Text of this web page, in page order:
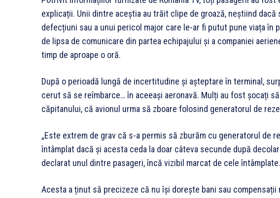
explicații. Unii dintre aceștia au trăit clipe de groază, neștiind dacă
defecțiuni sau a unui pericol major care le-ar fi putut pune viața în
de lipsa de comunicare din partea echipajului și a companiei
timp de aproape o oră.
După o perioadă lungă de incertitudine și așteptare în terminal,
cerut să se reîmbarce… în aceeași aeronavă. Mulți au fost șocați
căpitanului, că avionul urma să zboare folosind generatorul de
„Este extrem de grav că s-a permis să zburăm cu generatorul de
întâmplat dacă și acesta ceda la doar câteva secunde după
declarat unul dintre pasageri, încă vizibil marcat de cele întâmplate.
Acesta a ținut să precizeze că nu își dorește bani sau